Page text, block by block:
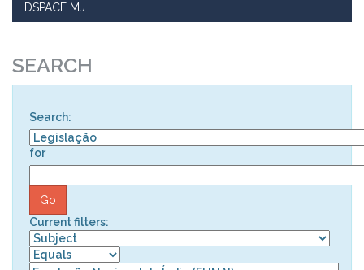
DSPACE MJ
SEARCH
Search:
for
Current filters: